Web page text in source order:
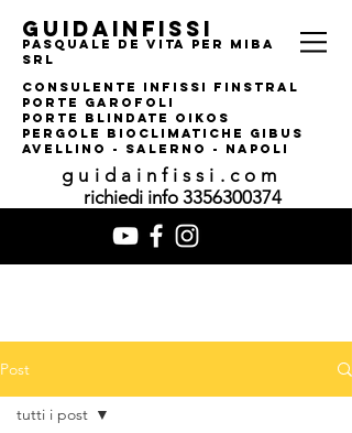
guidainfissi
pasquale de vita per MIBA
srl
consulente infissi finstral
porte garofoli
PORTE BLINDATE OIKOS
pERGOLE bIOCLIMATI CHE gIBUS
AVELLINO - SALERNO - NAPOLI
guidainfissi.com
richiedi info 3356300374
Post
tutti i post